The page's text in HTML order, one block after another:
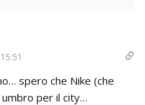
spero che Nike (che
umbro per il city…